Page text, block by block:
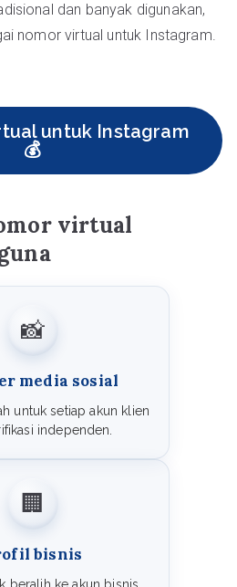
dan banyak digunakan,
nomor virtual untuk Instagram.
untuk Instagram
💰
virtual
📸
media sosial
untuk setiap akun klien
independen.
🏢
bisnis